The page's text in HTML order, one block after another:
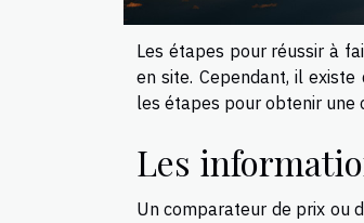
Les étapes pour réussir à
en site. Cependant, il
les étapes pour obtenir une
Les
Un comparateur de prix ou